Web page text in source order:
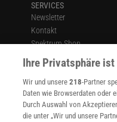
SERVICES
Newsletter
Kontakt
Spektrum Shop
Im Handel kaufen
Presse
Verträge kündigen
INFO
Mediadaten
Ihre Privatsphäre
Wir und unsere218-Partner
Daten wie Browserdaten oder
Durch Auswahl von
die unter „Wir und unsere